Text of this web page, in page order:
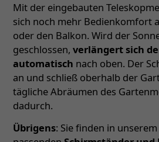
Mit der eingebauten
sich noch mehr Bedienkomfort
oder den Balkon. Wird der
geschlossen, verlängert sich
automatisch nach oben. Der
an und schließ oberhalb der
tägliche Abräumen des
dadurch.
Übrigens: Sie finden in